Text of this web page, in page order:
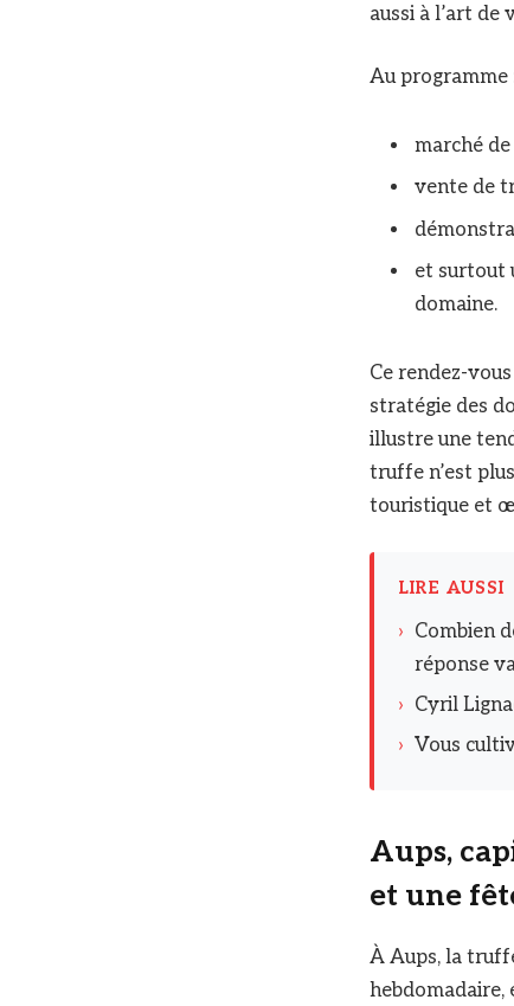
aussi à l’art de
Au programme
marché
vente de
et surtout
domaine.
Ce rendez-
stratégie des
illustre une
truffe n’est
touristique et
LIRE AUSSI
› Combien
réponse
› Cyril
› Vous
Aups,
et une
À Aups, la
hebdomadaire,